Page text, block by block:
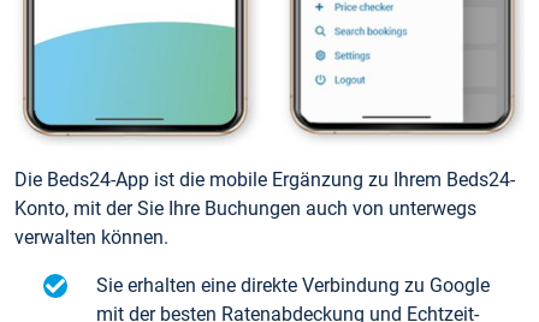
Die Beds24-App ist die mobile Ergänzung zu Ihrem Beds24-
Konto, mit der Sie Ihre Buchungen auch von unterwegs
verwalten können.
Sie erhalten eine direkte Verbindung zu Google
mit der besten Ratenabdeckung und Echtzeit-